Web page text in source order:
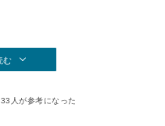
む
33人が参考になった